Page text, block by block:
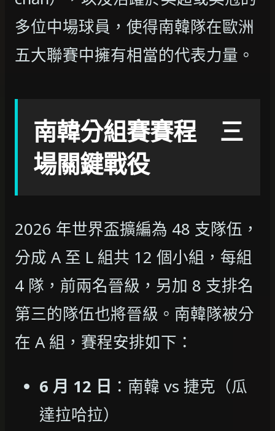
多位中場球員，使得南韓隊在歐洲
五大聯賽中擁有相當的代表力量。
南韓分組賽賽程 三
場關鍵戰役
2026 年世界盃擴編為 48 支隊伍，
分成 A 至 L 組共 12 個小組，每組
4 隊，前兩名晉級，另加 8 支排名
第三的隊伍也將晉級。南韓隊被分
在 A 組，賽程安排如下：
6 月 12 日 ：南韓 vs 捷克（瓜
達拉哈拉）